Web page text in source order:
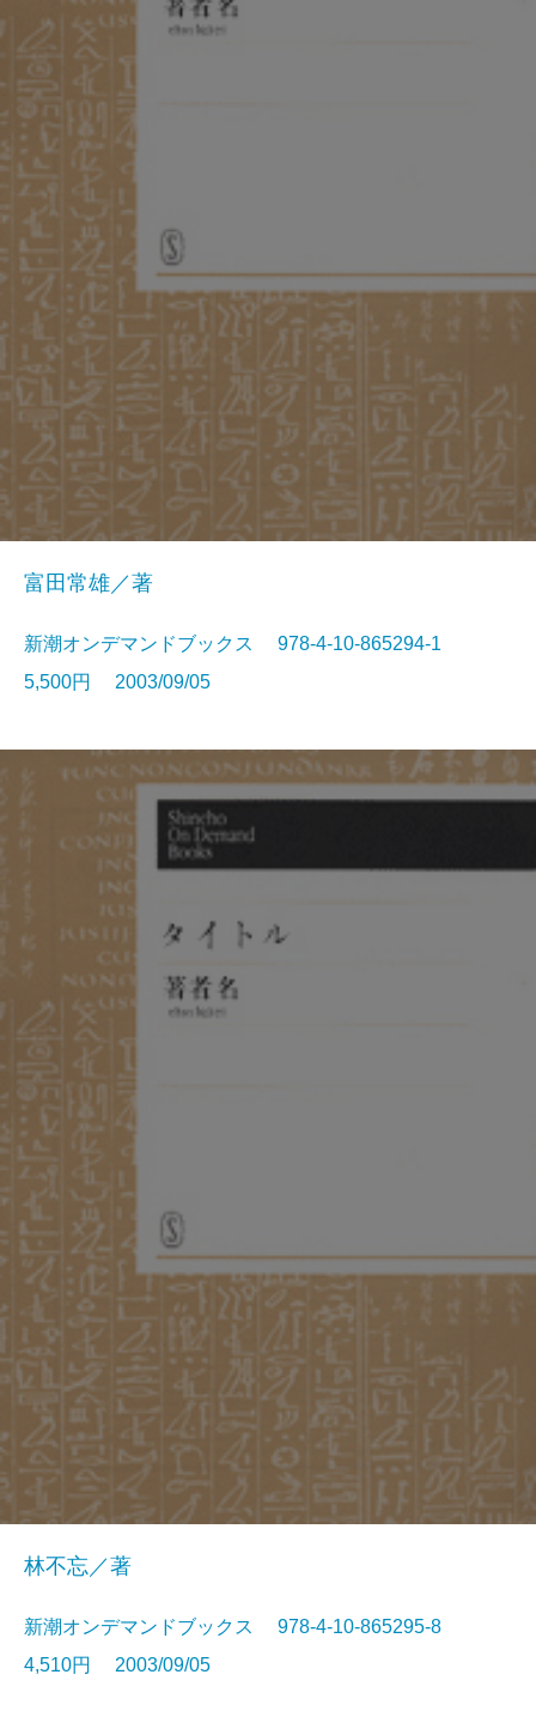
富田常雄／著
新潮オンデマンドブックス 978-4-10-865294-1
5,500円 2003/09/05
林不忘／著
新潮オンデマンドブックス 978-4-10-865295-8
4,510円 2003/09/05